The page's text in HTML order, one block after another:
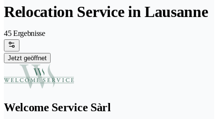
Relocation Service in Lausanne
45 Ergebnisse
Jetzt geöffnet
Welcome Service Sàrl